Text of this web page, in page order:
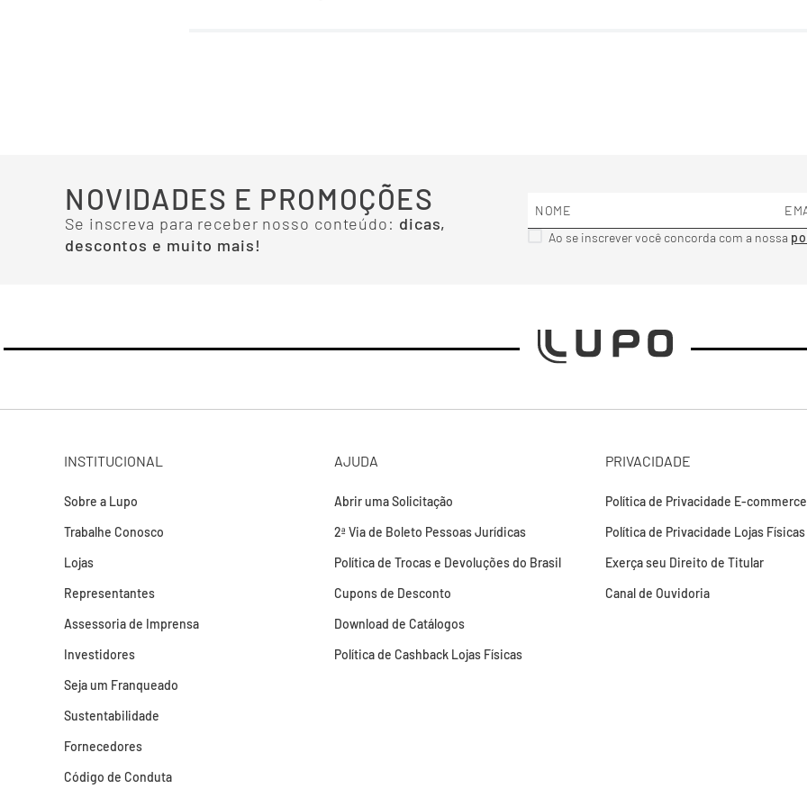
NOVIDADES E PROMOÇÕES
Se inscreva para receber nosso conteúdo: dicas,
descontos e muito mais!
Ao se inscrever você concorda com a nossa
INSTITUCIONAL
Sobre a Lupo
Trabalhe Conosco
Lojas
Representantes
Assessoria de Imprensa
Investidores
Seja um Franqueado
Sustentabilidade
Fornecedores
Código de Conduta
AJUDA
Abrir uma Solicitação
2ª Via de Boleto Pessoas Jurídicas
Política de Trocas e Devoluções do Brasil
Cupons de Desconto
Download de Catálogos
Política de Cashback Lojas Físicas
PRIVACIDADE
Política de Privacidade E-commerce
Política de Privacidade Lojas Físicas
Exerça seu Direito de Titular
Canal de Ouvidoria